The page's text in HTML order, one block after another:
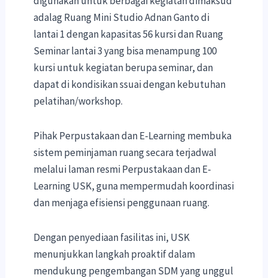
adalag Ruang Mini Studio Adnan Ganto di
lantai 1 dengan kapasitas 56 kursi dan Ruang
Seminar lantai 3 yang bisa menampung 100
kursi untuk kegiatan berupa seminar, dan
dapat di kondisikan ssuai dengan kebutuhan
pelatihan/workshop.
Pihak Perpustakaan dan E-Learning membuka
sistem peminjaman ruang secara terjadwal
melalui laman resmi Perpustakaan dan E-
Learning USK, guna mempermudah koordinasi
dan menjaga efisiensi penggunaan ruang.
Dengan penyediaan fasilitas ini, USK
menunjukkan langkah proaktif dalam
mendukung pengembangan SDM yang unggul